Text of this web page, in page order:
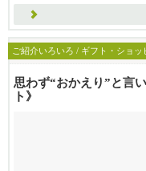
もう...
ご紹介いろいろ / ギフト・ショッ
思わず“おかえり”と言
ト》